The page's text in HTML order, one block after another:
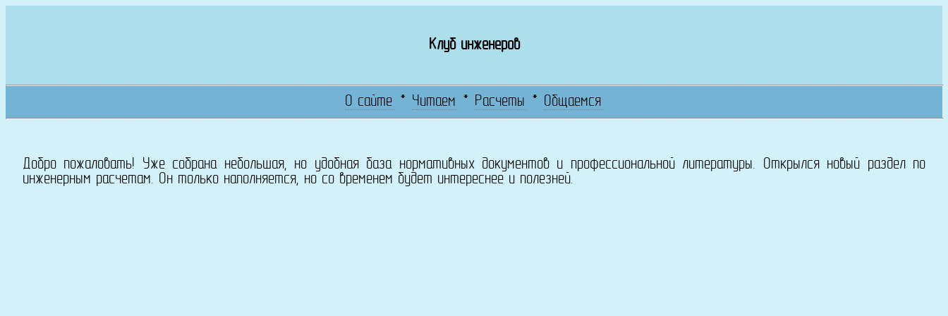
Клуб инженеров
О сайте*Читаем*Расчеты*Общаемся
Добро пожаловать! Уже собрана небольшая, но удобная база нормативных документов и профессиональной литературы. Открылся новый раздел по
инженерным расчетам. Он только наполняется, но со временем будет интереснее и полезней.